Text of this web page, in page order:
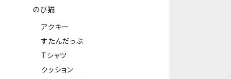
のび猫
アクキー
すたんだっぷ
Tシャツ
クッション